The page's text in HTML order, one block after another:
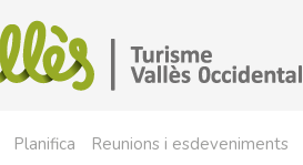
Planifica Reunions i esdeveniments